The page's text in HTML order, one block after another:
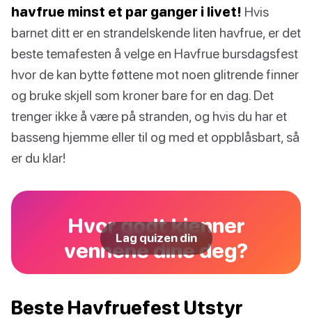
havfrue minst et par ganger i livet! Hvis
barnet ditt er en strandelskende liten havfrue, er det
beste temafesten å velge en Havfrue bursdagsfest
hvor de kan bytte føttene mot noen glitrende finner
og bruke skjell som kroner bare for en dag. Det
trenger ikke å være på stranden, og hvis du har et
basseng hjemme eller til og med et oppblåsbart, så
er du klar!
Hvor godt kjenner
vennene dine deg?
Lag quizen din
Beste Havfruefest Utstyr